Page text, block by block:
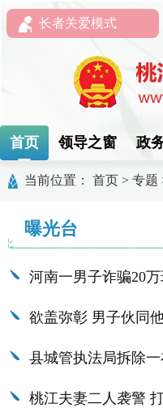
长者关爱模式
首页 领导之窗 政
当前位置： 首页 > 专题
曝光台
河南一男子诈骗20
欲盖弥彰 男子伙同
县城管执法局拆除
桃江夫妻二人袭警